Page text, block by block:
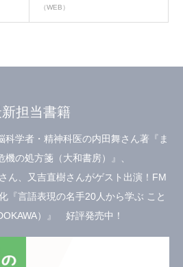
（WEB）
担当書籍
科学者・精神科医の内田舞さん著『ま
機の処方箋（大和書房）』、
ん、又吉直樹さんがゲスト出演！FM
『言語表現の名手20人から学ぶ こと
）』 好評発売中！